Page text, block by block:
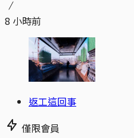
8 小時前
返工這回事
僅限會員